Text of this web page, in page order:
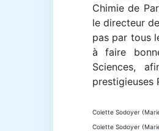
Chimie de
le directeur
pas par tous
à faire
Sciences,
prestigieuses
Colette Sodoyer
Colette Sodoyer